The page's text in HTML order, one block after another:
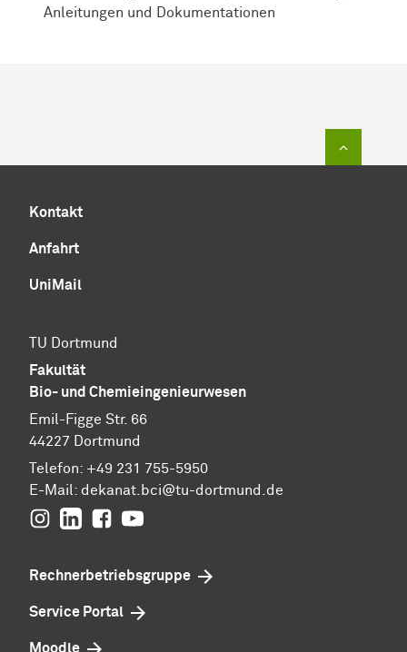
Anleitungen und Dokumentationen
Kontakt
Anfahrt
UniMail
TU Dortmund
Fakultät
Bio- und Chemieingenieurwesen
Emil-Figge Str. 66
44227 Dortmund
Telefon: +49 231 755-5950
E-Mail: dekanat.bci@tu-dortmund.de
InstagramLinkedinFacebook
youtube
Rechnerbetriebsgruppe
Service Portal
Moodle